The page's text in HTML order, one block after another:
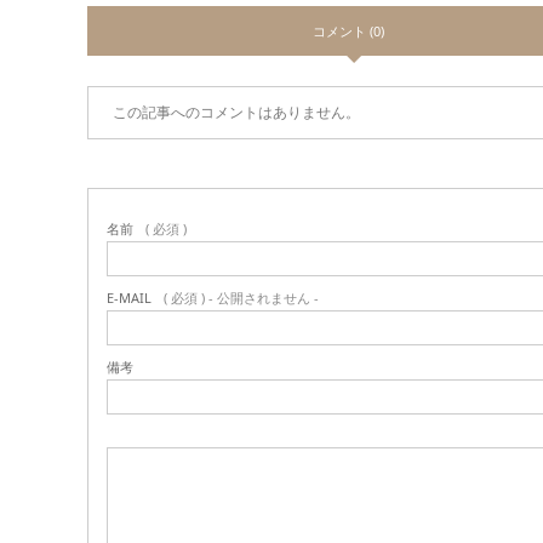
コメント (0)
この記事へのコメントはありません。
名前 ( 必須 )
E-MAIL ( 必須 ) - 公開されません -
備考